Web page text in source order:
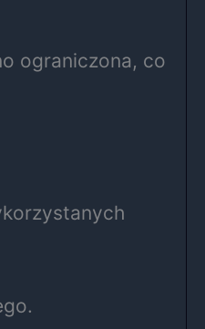
ograniczona, co